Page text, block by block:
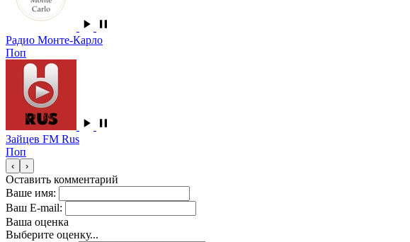
Радио Монте-Карло
Поп
Зайцев FM Rus
Поп
‹ ›
Оставить комментарий
Ваше имя:
Ваш E-mail:
Ваша оценка
Выберите оценку...